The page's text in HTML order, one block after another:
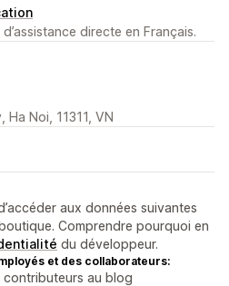
directe en Français.
Noi, 11311, VN
aux données suivantes
Comprendre pourquoi en
du développeur.
et des collaborateurs:
au blog